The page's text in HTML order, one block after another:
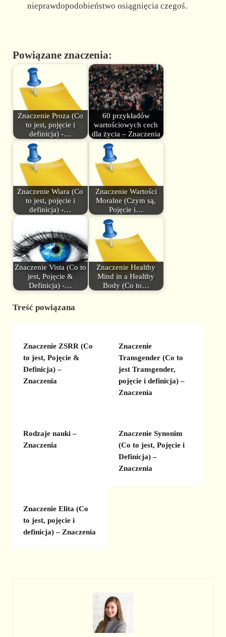
nieprawdopodobieństwo osiągnięcia czegoś.
Powiązane znaczenia:
Znaczenie Proza (Co
to jest, pojęcie i
definicja) -…
60 przykładów
wartościowych cech
dla życia – Znaczenia
Znaczenie Wiara (Co
to jest, pojęcie i
definicja) -…
Znaczenie Wartości
Moralne (Czym są,
Pojęcie i…
Znaczenie Vista (Co to
jest, Pojęcie &
Definicja) -…
Znaczenie Healthy
Mind in a Healthy
Body (Co to…
Treść powiązana
Znaczenie ZSRR (Co
to jest, Pojęcie &
Definicja) –
Znaczenia
Znaczenie
Transgender (Co to
jest Transgender,
pojęcie i definicja) –
Znaczenia
Rodzaje nauki –
Znaczenia
Znaczenie Synonim
(Co to jest, Pojęcie i
Definicja) –
Znaczenia
Znaczenie Elita (Co
to jest, pojęcie i
definicja) – Znaczenia